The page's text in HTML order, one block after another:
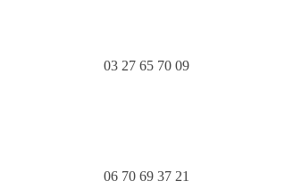
03 27 65 70 09
06 70 69 37 21